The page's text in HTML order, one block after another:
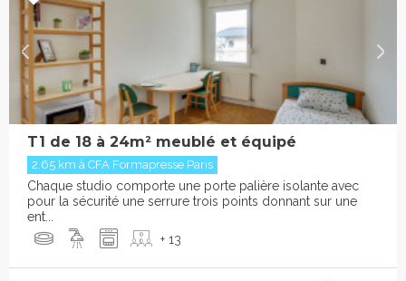
T1 de 18 à 24m² meublé et équipé
2.65 km à CFA Formapresse Paris
Chaque studio comporte une porte palière isolante avec
pour la sécurité une serrure trois points donnant sur une
ent...
+ 13